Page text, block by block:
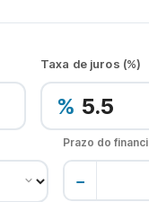
Taxa de juros (%)
%
Prazo do
−